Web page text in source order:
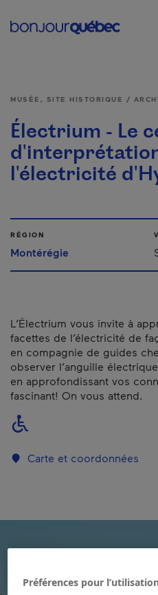
MUSÉE, SITE HISTORIQUE /
Électrium - Le
l'électricité
RÉGION
Montérégie
L’Électrium vous invite à
facettes de l’électricité de
en compagnie de guides
observer l’anguille
en approfondissant vos
fascinant! On vous attend.
Carte et coordonnées
Préférences pour